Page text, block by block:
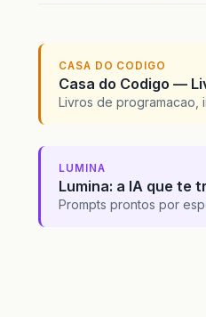
CASA DO CODIGO
Casa do Codigo —
Livros de programacao,
LUMINA
Lumina: a IA que te
Prompts prontos por